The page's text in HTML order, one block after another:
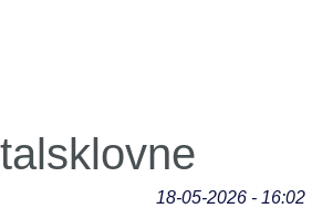
18-05-2026 - 16:02